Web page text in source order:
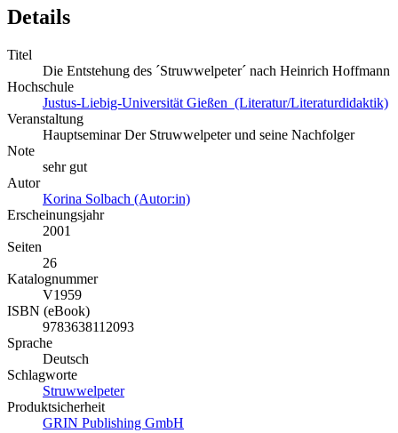
Details
Titel
Die Entstehung des ´Struwwelpeter´ nach Heinrich Hoffmann
Hochschule
Justus-Liebig-Universität Gießen (Literatur/Literaturdidaktik)
Veranstaltung
Hauptseminar Der Struwwelpeter und seine Nachfolger
Note
sehr gut
Autor
Korina Solbach (Autor:in)
Erscheinungsjahr
2001
Seiten
26
Katalognummer
V1959
ISBN (eBook)
9783638112093
Sprache
Deutsch
Schlagworte
Struwwelpeter
Produktsicherheit
GRIN Publishing GmbH